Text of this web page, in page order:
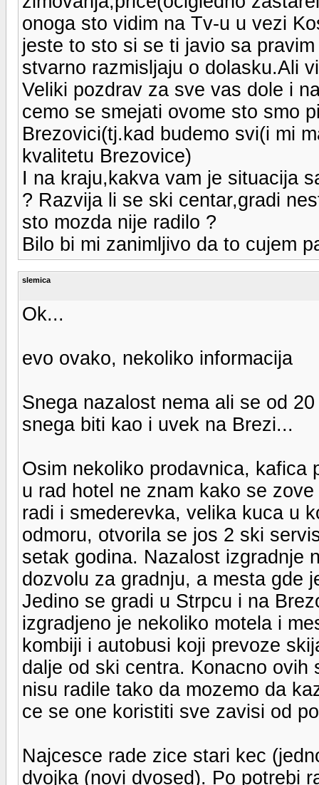
onoga sto vidim na Tv-u u vezi
jeste to sto si se ti javio sa
stvarno razmisljaju o dolasku.Ali
Veliki pozdrav za sve vas dole i
cemo se smejati ovome sto smo
Brezovici(tj.kad budemo svi(i mi
kvalitetu Brezovice)
I na kraju,kakva vam je situacija
? Razvija li se ski centar,gradi
sto mozda nije radilo ?
Bilo bi mi zanimljivo da to cujem
slemica
Ok...
evo ovako, nekoliko informacija
Snega nazalost nema ali se od
snega biti kao i uvek na Brezi...
Osim nekoliko prodavnica, kafica
u rad hotel ne znam kako se
radi i smederevka, velika kuca u
odmoru, otvorila se jos 2 ski
setak godina. Nazalost izgradnje
dozvolu za gradnju, a mesta gde
Jedino se gradi u Strpcu i na
izgradjeno je nekoliko motela i
kombiji i autobusi koji prevoze
dalje od ski centra. Konacno
nisu radile tako da mozemo da
ce se one koristiti sve zavisi od
Najcesce rade zice stari kec
dvojka (novi dvosed). Po potrebi